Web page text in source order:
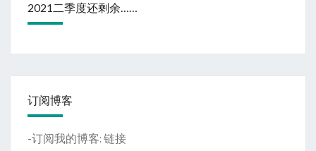
2021二季度还剩余……
订阅博客
-订阅我的博客: 链接